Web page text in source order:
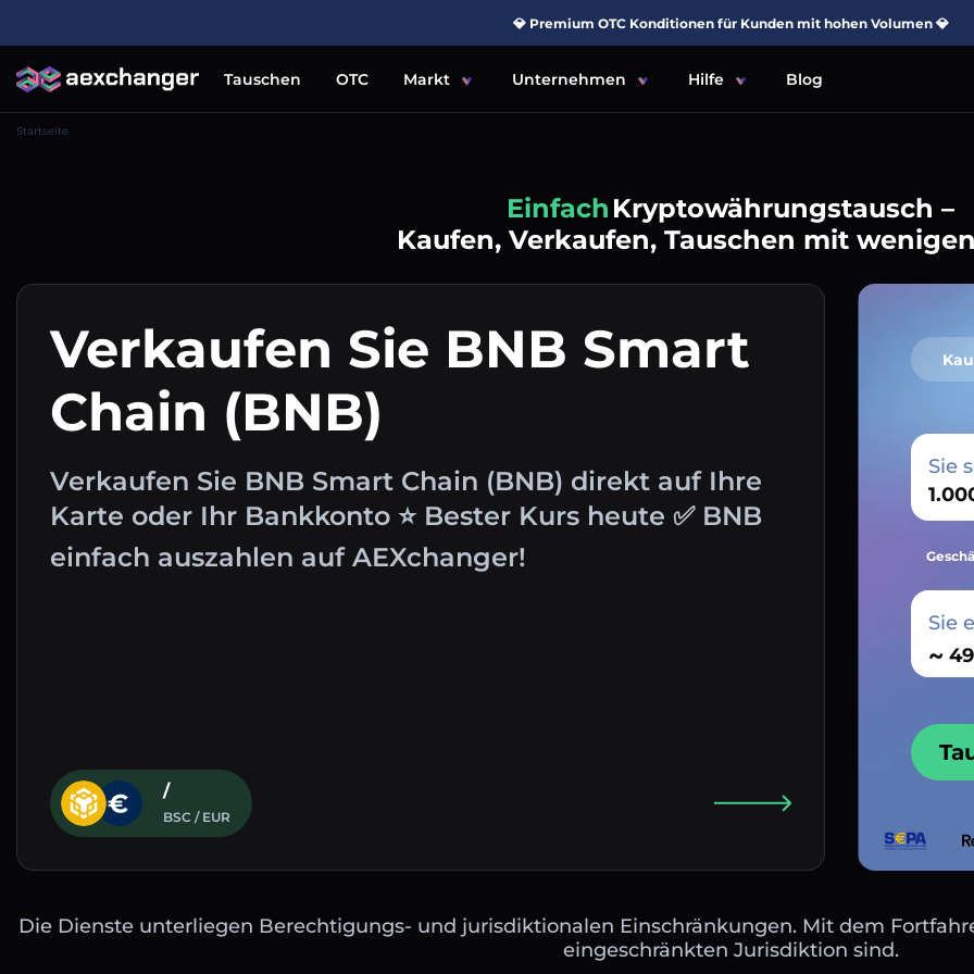
💎 Premium OTC Konditionen für Kunden mit hohen Volumen 💎
Tauschen OTC Markt Unternehmen Hilfe Blog
Startseite
Einfach Kryptowährungstausch –
Kaufen, Verkaufen, Tauschen mit
Verkaufen Sie BNB Smart
Chain (BNB)
Verkaufen Sie BNB Smart Chain (BNB) direkt auf Ihre
Karte oder Ihr Bankkonto ⭐ Bester Kurs heute ✅ BNB
einfach auszahlen auf AEXchanger!
/
BSC / EUR
Sie
Sie
~
Die Dienste unterliegen Berechtigungs- und jurisdiktionalen Einschränkungen. Mit dem
eingeschränkten Jurisdiktion sind.